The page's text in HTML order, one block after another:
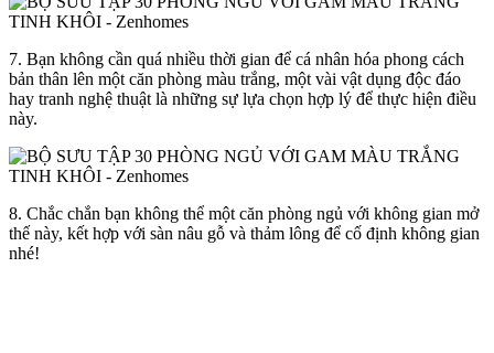
7. Bạn không cần quá nhiều thời gian để cá nhân hóa phong cách
bản thân lên một căn phòng màu trắng, một vài vật dụng độc đáo
hay tranh nghệ thuật là những sự lựa chọn hợp lý để thực hiện điều
này.
8. Chắc chắn bạn không thể một căn phòng ngủ với không gian mở
thế này, kết hợp với sàn nâu gỗ và thảm lông để cố định không gian
nhé!